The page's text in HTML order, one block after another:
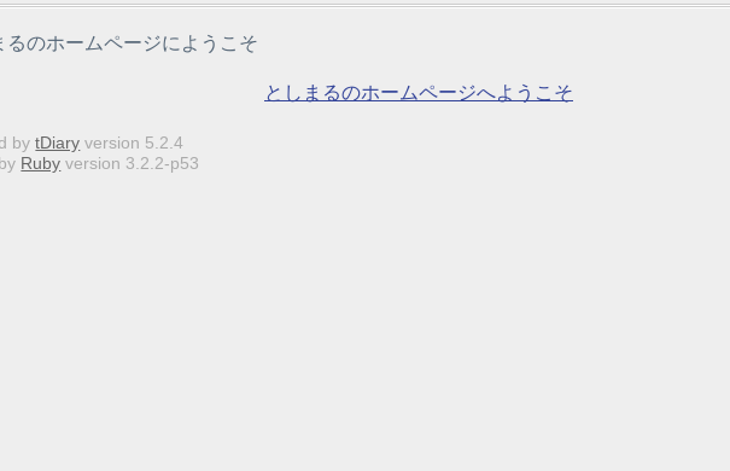
のホームページにようこそ
としまるのホームページへようこそ
bytDiary version 5.2.4
Ruby version 3.2.2-p53